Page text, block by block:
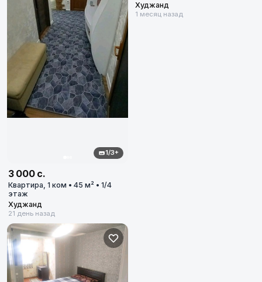
1/3+
3 000 с.
Квартира, 1 ком • 45 м² • 1/4
этаж
Худжанд
21 день назад
Худжанд
1 месяц назад